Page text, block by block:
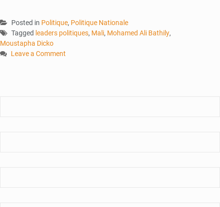
Posted in Politique, Politique Nationale
Tagged leaders politiques, Mali, Mohamed Ali Bathily,
Moustapha Dicko
Leave a Comment